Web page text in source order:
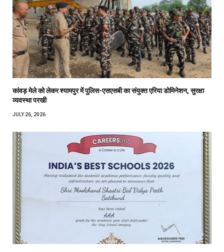
कांवड़ मेले को लेकर श्यामपुर में पुलिस-एसएसबी का संयुक्त एरिया डोमिनेशन, सुरक्षा
व्यवस्था परखी
JULY 26, 2026